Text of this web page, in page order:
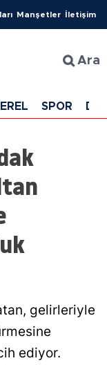
Manşetler İletişim
Ara
SPOR
gelirleriyle
ediyor.